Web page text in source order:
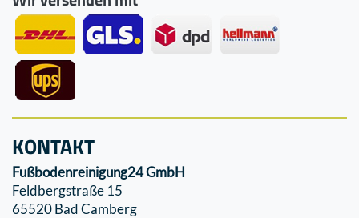
KONTAKT
Fußbodenreinigung24 GmbH
Feldbergstraße 15
65520 Bad Camberg